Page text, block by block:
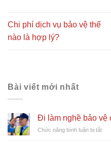
Chi phí dịch vụ bảo vệ thế
nào là hợp lý?
Bài viết mới nhất
Đi làm nghề bảo vệ
Chức năng bình luận bị tắtở